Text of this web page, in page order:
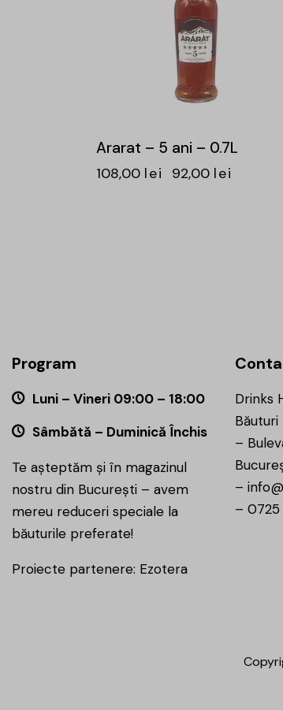
Ararat – 5 ani – 0.7L
108,00 lei 92,00 lei
Program
Luni – Vineri 09:00 – 18:00
Sâmbătă – Duminică Închis
Te așteptăm și în magazinul
nostru din București – avem
mereu reduceri speciale la
băuturile preferate!
Proiecte partenere: Ezotera
Drinks
Băuturi
–
–
–